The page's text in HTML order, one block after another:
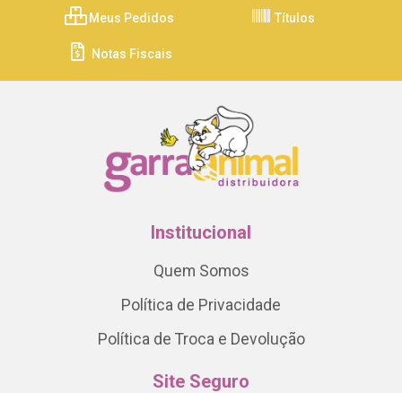
Meus Pedidos Títulos
Notas Fiscais
Institucional
Quem Somos
Política de Privacidade
Política de Troca e Devolução
Site Seguro